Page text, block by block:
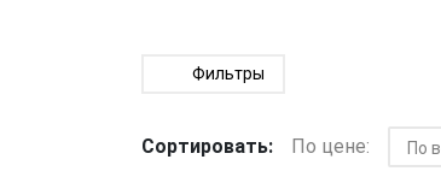
Фильтры
Сортировать: По цене: